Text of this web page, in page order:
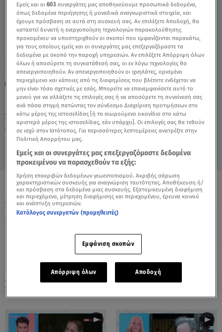
Σάββατο 8 Αυγούστου 2026
09.06.26, 14:08 CELEBRITIES & GOSSIP ΝΕΑ
TAGS: ΜΗΝΑΣ ΤΣΑΜΟΠΟΥΛΟΣ ΓΙΩΡΓΟΣ ΘΑΝΑΗΛΑΚΗΣ
BREAKFAST@STAR
ΟΛΑ ΤΑ ΒΙΝΤΕΟ
Λόλα Νταϊφά: Η Πιο Δύσκολη
Στιγμή Στην Καριέρα Της
Εμείς και οι603 συνεργάτες μας αποθηκεύουμε προσωπικά δεδομένα,
όπως δεδομένα περιήγησης ή μοναδικά αναγνωριστικά στοιχεία, και
έχουμε πρόσβαση σε αυτά στη συσκευή σας. Αν επιλέξετε Αποδοχή, θα
καταστεί δυνατή η ενεργοποίηση τεχνολογιών παρακολούθησης
προκειμένου να υποστηριχθούν οι σκοποί που εμφανίζονται παρακάτω,
για τους οποίους εμείς και οι συνεργάτες μας επεξεργαζόμαστε τα
δεδομένα με σκοπό την παροχή υπηρεσιών. Αν επιλέξετε Απόρριψη όλων
όλων ή αποσύρετε τη συγκατάθεσή σας, οι εν λόγω τεχνολογίες θα
απενεργοποιηθούν. Αν απενεργοποιηθούν οι ιχνηλάτες, ορισμένο
περιεχόμενο και κάποιες από τις διαφημίσεις που βλέπετε ενδέχεται να
μην είναι τόσο σχετικές με εσάς. Μπορείτε να επανεμφανίσετε αυτό το
μενού για να αλλάξετε τις επιλογές σας ή να αποσύρετε τη συναίνεσή σας
ανά πάσα στιγμή πατώντας τον σύνδεσμο Διαχείριση προτιμήσεων στο
κάτω μέρος της ιστοσελίδας [ή το αιωρούμενο εικονίδιο στο κάτω
αριστερό μέρος της ιστοσελίδας, εάν υπάρχει]. Οι επιλογές σας θα τεθούν
σε ισχύ στον Ιστότοπος. Για περισσότερες λεπτομέρειες ανατρέξτε στην
Πολιτική Απορρήτου μας.
Εμείς και οι συνεργάτες μας επεξεργαζόμαστε δεδομένα
προκειμένου να παρασχεθούν τα εξής:
Χρήση επακριβών δεδομένων γεωεντοπισμού. Ακριβής σάρωση
χαρακτηριστικών συσκευής για αναγνώριση ταυτότητας. Αποθήκευση ή/
και πρόσβαση στα δεδομένα μιας συσκευής. Εξατομικευμένη διαφήμιση
και περιεχόμενο, μέτρηση διαφήμισης και περιεχομένου, έρευνα κοινού
και ανάπτυξη υπηρεσιών.
Κατάλογος συνεργατών (προμηθευτές)
Εμφάνιση σκοπών
Απόρριψη όλων Αποδοχή